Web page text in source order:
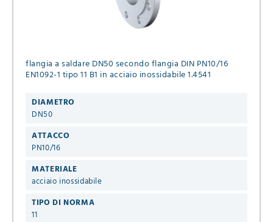
flangia a saldare DN50 secondo flangia DIN PN10/16
EN1092-1 tipo 11 B1 in acciaio inossidabile 1.4541
DIAMETRO
DN50
ATTACCO
PN10/16
MATERIALE
acciaio inossidabile
TIPO DI NORMA
11